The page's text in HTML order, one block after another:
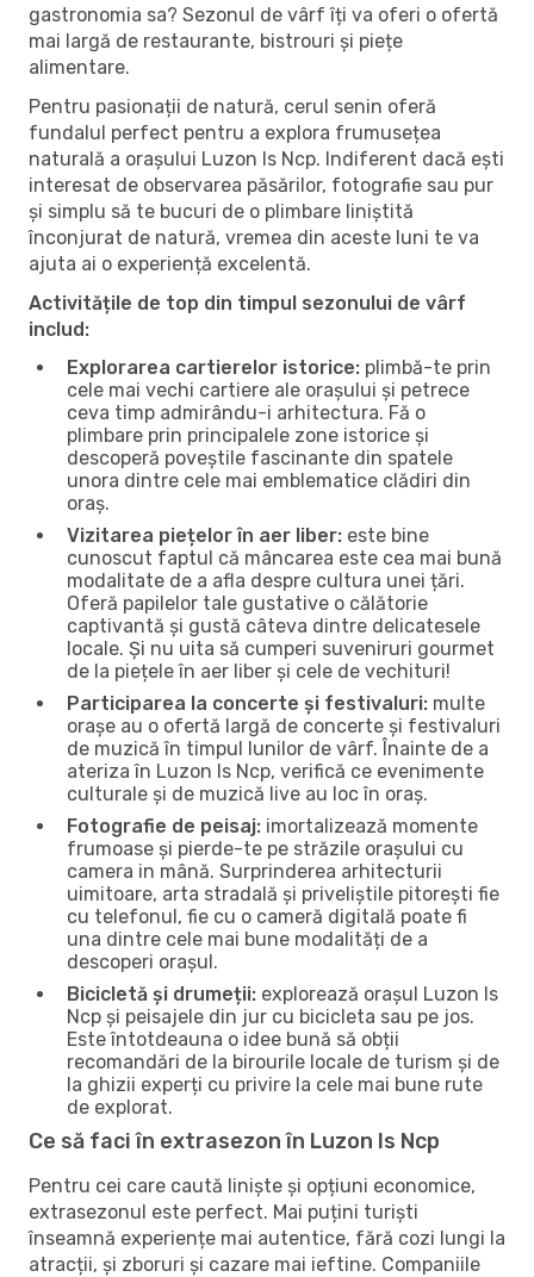
gastronomia sa? Sezonul de vârf îți va oferi o ofertă
mai largă de restaurante, bistrouri și piețe
alimentare.
Pentru pasionații de natură, cerul senin oferă
fundalul perfect pentru a explora frumusețea
naturală a orașului Luzon Is Ncp. Indiferent dacă ești
interesat de observarea păsărilor, fotografie sau pur
și simplu să te bucuri de o plimbare liniștită
înconjurat de natură, vremea din aceste luni te va
ajuta ai o experiență excelentă.
Activitățile de top din timpul sezonului de vârf
includ:
Explorarea cartierelor istorice: plimbă-te prin
cele mai vechi cartiere ale orașului și petrece
ceva timp admirându-i arhitectura. Fă o
plimbare prin principalele zone istorice și
descoperă poveștile fascinante din spatele
unora dintre cele mai emblematice clădiri din
oraș.
Vizitarea piețelor în aer liber: este bine
cunoscut faptul că mâncarea este cea mai bună
modalitate de a afla despre cultura unei țări.
Oferă papilelor tale gustative o călătorie
captivantă și gustă câteva dintre delicatesele
locale. Și nu uita să cumperi suveniruri gourmet
de la piețele în aer liber și cele de vechituri!
Participarea la concerte și festivaluri: multe
orașe au o ofertă largă de concerte și festivaluri
de muzică în timpul lunilor de vârf. Înainte de a
ateriza în Luzon Is Ncp, verifică ce evenimente
culturale și de muzică live au loc în oraș.
Fotografie de peisaj: imortalizează momente
frumoase și pierde-te pe străzile orașului cu
camera in mână. Surprinderea arhitecturii
uimitoare, arta stradală și priveliștile pitorești fie
cu telefonul, fie cu o cameră digitală poate fi
una dintre cele mai bune modalități de a
descoperi orașul.
Bicicletă și drumeții: explorează orașul Luzon Is
Ncp și peisajele din jur cu bicicleta sau pe jos.
Este întotdeauna o idee bună să obții
recomandări de la birourile locale de turism și de
la ghizii experți cu privire la cele mai bune rute
de explorat.
Ce să faci în extrasezon în Luzon Is Ncp
Pentru cei care caută liniște și opțiuni economice,
extrasezonul este perfect. Mai puțini turiști
înseamnă experiențe mai autentice, fără cozi lungi la
atracții, și zboruri și cazare mai ieftine. Companiile